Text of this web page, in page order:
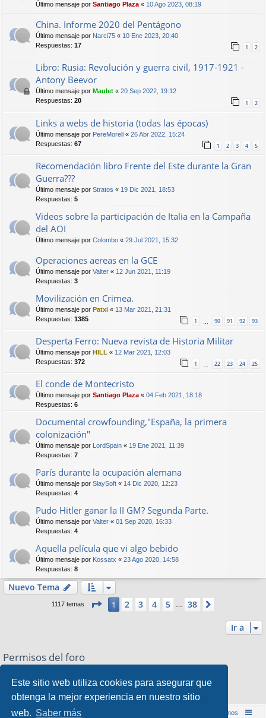
Este sitio web utiliza cookies para asegurar que
obtenga la mejor experiencia en nuestro sitio
web. Saber más
Último mensaje por Santiago Plaza « 10 Ago 2023, 08:19
China. Informe 2020 del Pentágono
Último mensaje por Narci75 « 10 Ene 2023, 20:40
Respuestas: 17 1 2
Libro: Rusia: Revolución y guerra civil, 1917-1921 -
Antony Beevor
Último mensaje por Maulet « 20 Sep 2022, 19:12
Respuestas: 20 1 2
Links a webs de historia (todas las épocas)
Último mensaje por PereMorell « 26 Abr 2022, 15:24
Respuestas: 67 1 2 3 4 5
Recomendación libro Frente del Este durante la Gran
Guerra???
Último mensaje por Stratos « 19 Dic 2021, 18:53
Respuestas: 5
Videos sobre la participación de Italia en la Campaña
del AOI
Último mensaje por Colombo « 29 Jul 2021, 15:32
Operaciones aereas en la GCE
Último mensaje por Valter « 12 Jun 2021, 11:19
Respuestas: 3
Movilización en Crimea.
Último mensaje por Patxi « 13 Mar 2021, 21:31
Respuestas: 1385 1 90 91 92 93
Desperta Ferro: Nueva revista de Historia Militar
Último mensaje por HILL « 12 Mar 2021, 12:03
Respuestas: 372 1 22 23 24 25
El conde de Montecristo
Último mensaje por Santiago Plaza « 04 Feb 2021, 18:18
Respuestas: 6
Documental crowfounding,"España, la primera
colonización"
Último mensaje por LordSpain « 19 Ene 2021, 11:39
Respuestas: 7
París durante la ocupación alemana
Último mensaje por SlaySoft « 14 Dic 2020, 12:23
Respuestas: 4
Pudo Hitler ganar la II GM? Segunda Parte.
Último mensaje por Valter « 01 Sep 2020, 16:33
Respuestas: 4
Aquella película que vi algo bebido
Último mensaje por Kossatx « 23 Ago 2020, 14:58
Respuestas: 8
Nuevo Tema
1117 temas Página de 38
1 2 3 4 5 38
Ir a
Permisos del foro
No puede responder a temas en este Foro
No puede editar sus mensajes en este Foro
No puedeborrar sus mensajes en este Foro
Inicio (Web) Foro Punta de Lanza Wargames Contáctenos